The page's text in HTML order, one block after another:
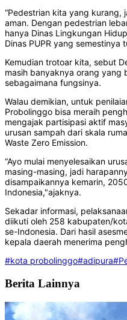
“Pedestrian kita yang kurang,
aman. Dengan pedestrian
hanya Dinas Lingkungan
Dinas PUPR yang
Kemudian trotoar kita, sebut
masih banyaknya orang yang
sebagaimana fungsinya.
Walau demikian, untuk
Probolinggo bisa meraih
mengajak partisipasi aktif
urusan sampah dari skala
Waste Zero Emission.
“Ayo mulai menyelesaikan
masing-masing, jadi
disampaikannya kemarin,
Indonesia,"ajaknya.
Sekadar informasi,
diikuti oleh 258 kabupaten/
se-Indonesia. Dari hasil
kepala daerah menerima
#kota probolinggo#adipura
Berita Lainnya